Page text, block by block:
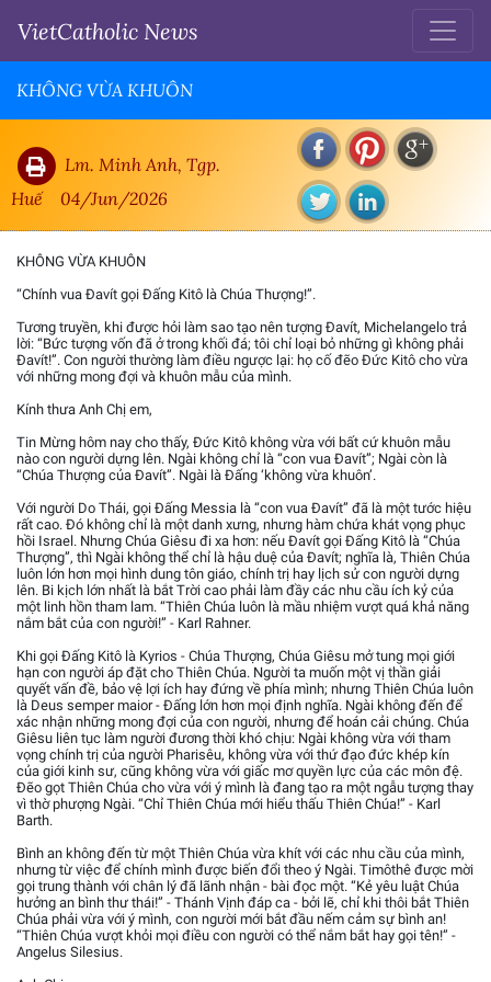
VietCatholic News
KHÔNG VỪA KHUÔN
Lm. Minh Anh, Tgp.
Huế
04/Jun/2026
KHÔNG VỪA KHUÔN
“Chính vua Đavít gọi Đấng Kitô là Chúa Thượng!”.
Tương truyền, khi được hỏi làm sao tạo nên tượng Đavít, Michelangelo trả
lời: “Bức tượng vốn đã ở trong khối đá; tôi chỉ loại bỏ những gì không phải
Đavít!”. Con người thường làm điều ngược lại: họ cố đẽo Đức Kitô cho vừa
với những mong đợi và khuôn mẫu của mình.
Kính thưa Anh Chị em,
Tin Mừng hôm nay cho thấy, Đức Kitô không vừa với bất cứ khuôn mẫu
nào con người dựng lên. Ngài không chỉ là “con vua Đavít”; Ngài còn là
“Chúa Thượng của Đavít”. Ngài là Đấng ‘không vừa khuôn’.
Với người Do Thái, gọi Đấng Messia là “con vua Đavít” đã là một tước hiệu
rất cao. Đó không chỉ là một danh xưng, nhưng hàm chứa khát vọng phục
hồi Israel. Nhưng Chúa Giêsu đi xa hơn: nếu Đavít gọi Đấng Kitô là “Chúa
Thượng”, thì Ngài không thể chỉ là hậu duệ của Đavít; nghĩa là, Thiên Chúa
luôn lớn hơn mọi hình dung tôn giáo, chính trị hay lịch sử con người dựng
lên. Bi kịch lớn nhất là bắt Trời cao phải làm đầy các nhu cầu ích kỷ của
một linh hồn tham lam. “Thiên Chúa luôn là mầu nhiệm vượt quá khả năng
nắm bắt của con người!” - Karl Rahner.
Khi gọi Đấng Kitô là Kyrios - Chúa Thượng, Chúa Giêsu mở tung mọi giới
hạn con người áp đặt cho Thiên Chúa. Người ta muốn một vị thần giải
quyết vấn đề, bảo vệ lợi ích hay đứng về phía mình; nhưng Thiên Chúa luôn
là Deus semper maior - Đấng lớn hơn mọi định nghĩa. Ngài không đến để
xác nhận những mong đợi của con người, nhưng để hoán cải chúng. Chúa
Giêsu liên tục làm người đương thời khó chịu: Ngài không vừa với tham
vọng chính trị của người Pharisêu, không vừa với thứ đạo đức khép kín
của giới kinh sư, cũng không vừa với giấc mơ quyền lực của các môn đệ.
Đẽo gọt Thiên Chúa cho vừa với ý mình là đang tạo ra một ngẫu tượng thay
vì thờ phượng Ngài. “Chỉ Thiên Chúa mới hiểu thấu Thiên Chúa!” - Karl
Barth.
Bình an không đến từ một Thiên Chúa vừa khít với các nhu cầu của mình,
nhưng từ việc để chính mình được biến đổi theo ý Ngài. Timôthê được mời
gọi trung thành với chân lý đã lãnh nhận - bài đọc một. “Kẻ yêu luật Chúa
hưởng an bình thư thái!” - Thánh Vịnh đáp ca - bởi lẽ, chỉ khi thôi bắt Thiên
Chúa phải vừa với ý mình, con người mới bắt đầu nếm cảm sự bình an!
“Thiên Chúa vượt khỏi mọi điều con người có thể nắm bắt hay gọi tên!” -
Angelus Silesius.